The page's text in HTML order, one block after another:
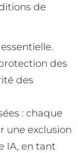
de
des
des
: chaque
une exclusion
IA, en tant